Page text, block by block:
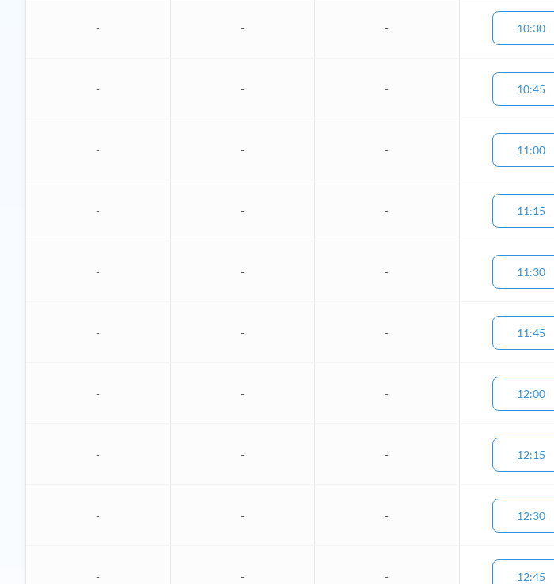
- - - 10:30
- - - 10:45
- - - 11:00
- - - 11:15
- - - 11:30
- - - 11:45
- - - 12:00
- - - 12:15
- - - 12:30
- - - 12:45